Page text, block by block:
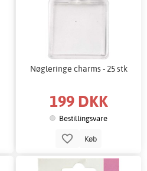
Nøgleringe charms - 25 stk
199 DKK
Bestillingsvare
Køb